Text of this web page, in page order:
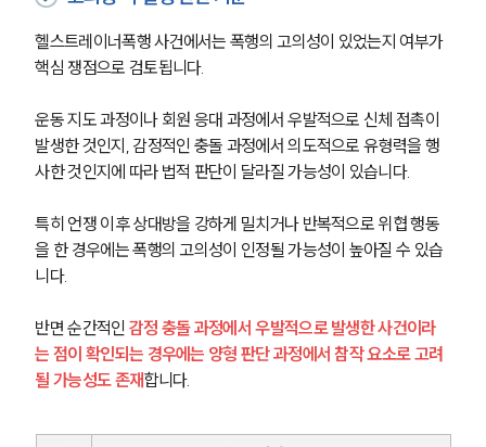
헬스트레이너폭행 사건에서는 폭행의 고의성이 있었는지 여부가
핵심 쟁점으로 검토됩니다.
운동 지도 과정이나 회원 응대 과정에서 우발적으로 신체 접촉이
발생한 것인지, 감정적인 충돌 과정에서 의도적으로 유형력을 행
사한 것인지에 따라 법적 판단이 달라질 가능성이 있습니다.
특히 언쟁 이후 상대방을 강하게 밀치거나 반복적으로 위협 행동
을 한 경우에는 폭행의 고의성이 인정될 가능성이 높아질 수 있습
니다.
반면 순간적인 감정 충돌 과정에서 우발적으로 발생한 사건이라
는 점이 확인되는 경우에는 양형 판단 과정에서 참작 요소로 고려
될 가능성도 존재합니다.